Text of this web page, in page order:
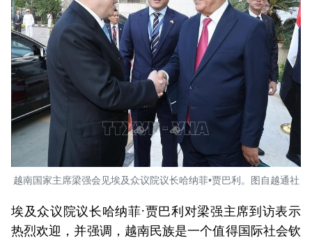
越南国家主席梁强会见埃及众议院议长哈纳菲•贾巴利。图自越通社
埃及众议院议长哈纳菲·贾巴利对梁强主席到访表示
热烈欢迎，并强调，越南民族是一个值得国际社会钦